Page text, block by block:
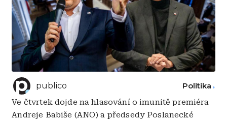
publico Politika
Ve čtvrtek dojde na hlasování o imunitě premiéra
Andreje Babiše (ANO) a předsedy Poslanecké